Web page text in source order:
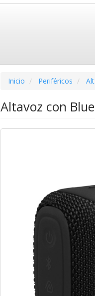
Inicio Periféricos
Altavoz con